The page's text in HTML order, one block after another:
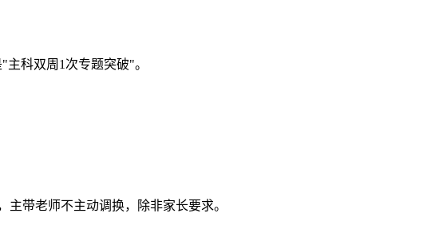
科双周1次专题突破"。
带老师不主动调换，除非家长要求。